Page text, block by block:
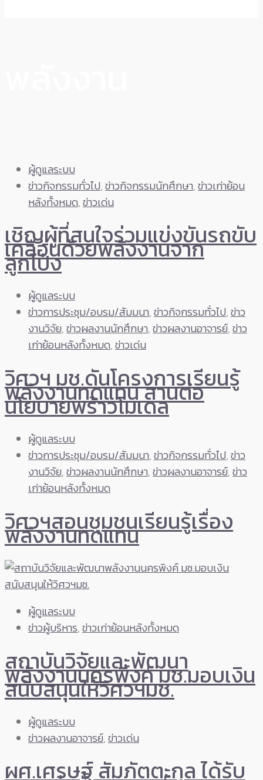
ผู้ดูแลระบบ
ข่าวกิจกรรมทั่วไป,ข่าวกิจกรรมนักศึกษา,ข่าวเก่าย้อน
หลังทั้งหมด,ข่าวเด่น
เชิญผู้ที่สนใจร่วมแข่งขันรถขับ
เคลื่อนด้วยพลังงานจาก
ลูกโป่ง
ผู้ดูแลระบบ
ข่าวการประชุม/อบรม/สัมมนา,ข่าวกิจกรรมทั่วไป,ข่าว
งานวิจัย,ข่าวผลงานนักศึกษา,ข่าวผลงานอาจารย์,ข่าว
เก่าย้อนหลังทั้งหมด,ข่าวเด่น
วิศวฯ มช.ดันโครงการเรียนรู้
พลังงานทดแทน สานต่อ
นโยบายพร้าวโมเดล
ผู้ดูแลระบบ
ข่าวการประชุม/อบรม/สัมมนา,ข่าวกิจกรรมทั่วไป,ข่าว
งานวิจัย,ข่าวผลงานนักศึกษา,ข่าวผลงานอาจารย์,ข่าว
เก่าย้อนหลังทั้งหมด
วิศวฯสอนชุมชนเรียนรู้เรื่อง
พลังงานทดแทน
ผู้ดูแลระบบ
ข่าวผู้บริหาร,ข่าวเก่าย้อนหลังทั้งหมด
สถาบันวิจัยและพัฒนา
พลังงานนครพิงค์ มช.มอบเงิน
สนับสนุนให้วิศวฯมช.
ผู้ดูแลระบบ
ข่าวผลงานอาจารย์,ข่าวเด่น
ผศ.เศรษฐ์ สัมภัตตะกุล ได้รับ